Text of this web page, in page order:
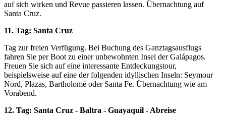
auf sich wirken und Revue passieren lassen. Übernachtung auf
Santa Cruz.
11. Tag: Santa Cruz
Tag zur freien Verfügung. Bei Buchung des Ganztagsausflugs
fahren Sie per Boot zu einer unbewohnten Insel der Galápagos.
Freuen Sie sich auf eine interessante Entdeckungstour,
beispielsweise auf eine der folgenden idyllischen Inseln: Seymour
Nord, Plazas, Bartholomé oder Santa Fe. Übernachtung wie am
Vorabend.
12. Tag: Santa Cruz - Baltra - Guayaquil - Abreise